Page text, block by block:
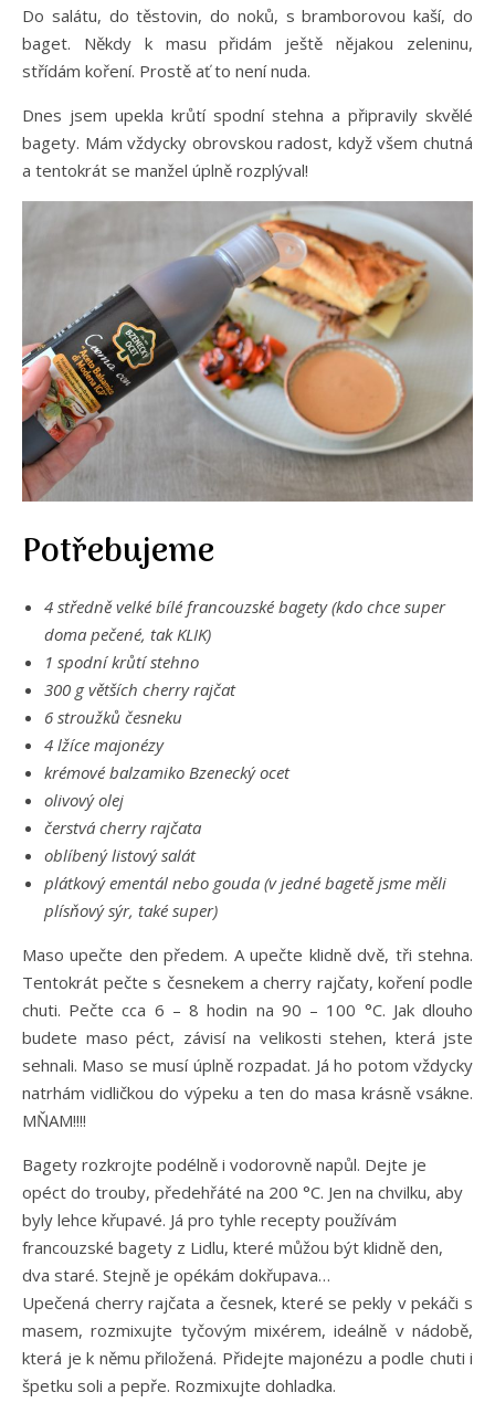
Do salátu, do těstovin, do noků, s bramborovou kaší, do
baget. Někdy k masu přidám ještě nějakou zeleninu,
střídám koření. Prostě ať to není nuda.
Dnes jsem upekla krůtí spodní stehna a připravily skvělé
bagety. Mám vždycky obrovskou radost, když všem chutná
a tentokrát se manžel úplně rozplýval!
Potřebujeme
4 středně velké bílé francouzské bagety (kdo chce super
doma pečené, tak KLIK)
1 spodní krůtí stehno
300 g větších cherry rajčat
6 stroužků česneku
4 lžíce majonézy
krémové balzamiko Bzenecký ocet
olivový olej
čerstvá cherry rajčata
oblíbený listový salát
plátkový ementál nebo gouda (v jedné bagetě jsme měli
plísňový sýr, také super)
Maso upečte den předem. A upečte klidně dvě, tři stehna.
Tentokrát pečte s česnekem a cherry rajčaty, koření podle
chuti. Pečte cca 6 – 8 hodin na 90 – 100 °C. Jak dlouho
budete maso péct, závisí na velikosti stehen, která jste
sehnali. Maso se musí úplně rozpadat. Já ho potom vždycky
natrhám vidličkou do výpeku a ten do masa krásně vsákne.
MŇAM!!!!
Bagety rozkrojte podélně i vodorovně napůl. Dejte je
opéct do trouby, předehřáté na 200 °C. Jen na chvilku, aby
byly lehce křupavé. Já pro tyhle recepty používám
francouzské bagety z Lidlu, které můžou být klidně den,
dva staré. Stejně je opékám dokřupava…
Upečená cherry rajčata a česnek, které se pekly v pekáči s
masem, rozmixujte tyčovým mixérem, ideálně v nádobě,
která je k němu přiložená. Přidejte majonézu a podle chuti i
špetku soli a pepře. Rozmixujte dohladka.